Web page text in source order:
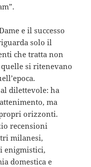
e il successo
solo il
che tratta non
si ritenevano
dilettevole: ha
ma
orizzonti.
recensioni
milanesi,
enigmistici,
domestica e